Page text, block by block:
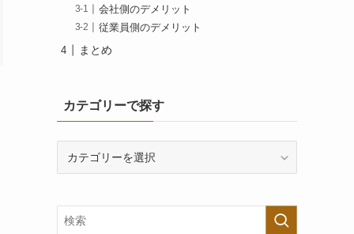
会社側のデメリット
従業員側のデメリット
まとめ
カテゴリーで探す
ー